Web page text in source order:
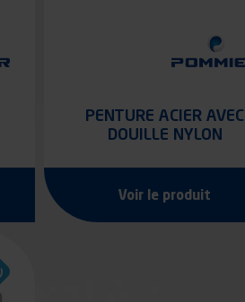
PENTURE ACIER AVEC
DOUILLE NYLON
Voir le produit